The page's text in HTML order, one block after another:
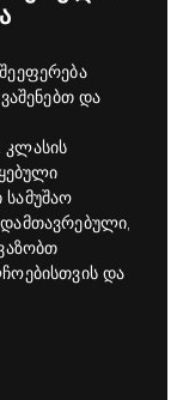
და
კლასის
და